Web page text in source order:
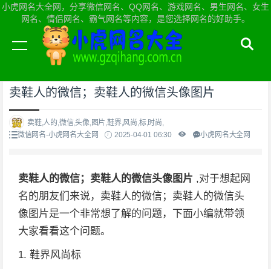
小虎网名大全网，分享微信网名、QQ网名、游戏网名、男生网名、女生
网名、情侣网名、霸气网名等内容，是您选择网名的好助手。
当前位置：小虎网名大全网首页>微信网名
卖鞋人的微信；卖鞋人的微信头像图片
卖鞋,人的,微信,头像,图片,鞋界,风尚,标,时尚,
微信网名-小虎网名大全网
2025-04-01 06:30 小虎网名大全网
卖鞋人的微信；卖鞋人的微信头像图片 ,对于想起网
名的朋友们来说，卖鞋人的微信；卖鞋人的微信头
像图片是一个非常想了解的问题，下面小编就带领
大家看看这个问题。
1. 鞋界风尚标